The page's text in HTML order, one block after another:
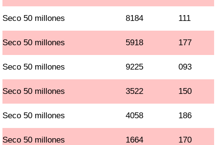
Seco 50 millones 8184 111
Seco 50 millones 5918 177
Seco 50 millones 9225 093
Seco 50 millones 3522 150
Seco 50 millones 4058 186
Seco 50 millones 1664 170